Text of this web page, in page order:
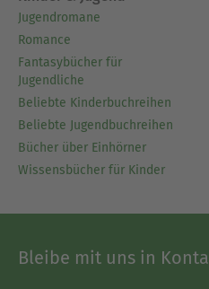
Jugendromane
Romance
Fantasybücher für
Jugendliche
Beliebte Kinderbuchreihen
Beliebte Jugendbuchreihen
Bücher über Einhörner
Wissensbücher für Kinder
Bleibe mit uns in